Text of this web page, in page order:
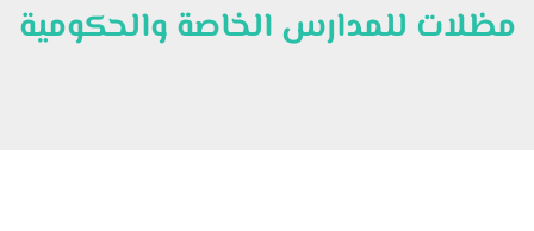
مظلات للمدارس الخاصة والحكومية